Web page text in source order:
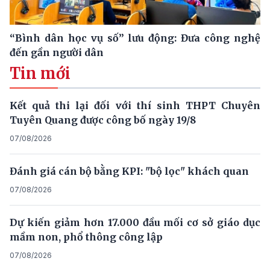
“Bình dân học vụ số” lưu động: Đưa công nghệ
đến gần người dân
Tin mới
Kết quả thi lại đối với thí sinh THPT Chuyên
Tuyên Quang được công bố ngày 19/8
07/08/2026
Đánh giá cán bộ bằng KPI: "bộ lọc" khách quan
07/08/2026
Dự kiến giảm hơn 17.000 đầu mối cơ sở giáo dục
mầm non, phổ thông công lập
07/08/2026